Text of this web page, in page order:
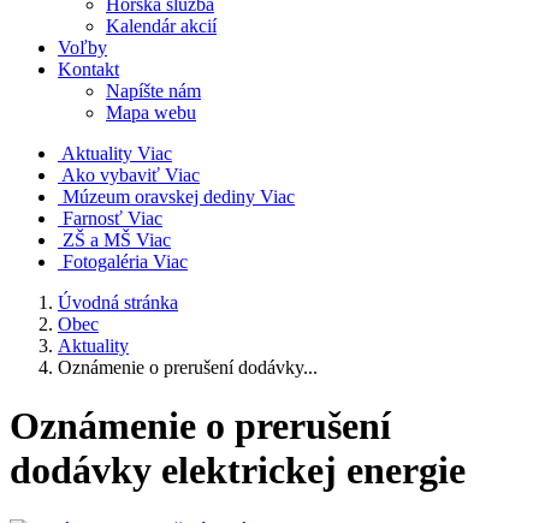
Horská služba
Kalendár akcií
Voľby
Kontakt
Napíšte nám
Mapa webu
Aktuality Viac
Ako vybaviť Viac
Múzeum oravskej dediny Viac
Farnosť Viac
ZŠ a MŠ Viac
Fotogaléria Viac
Úvodná stránka
Obec
Aktuality
Oznámenie o prerušení dodávky...
Oznámenie o prerušení
dodávky elektrickej energie